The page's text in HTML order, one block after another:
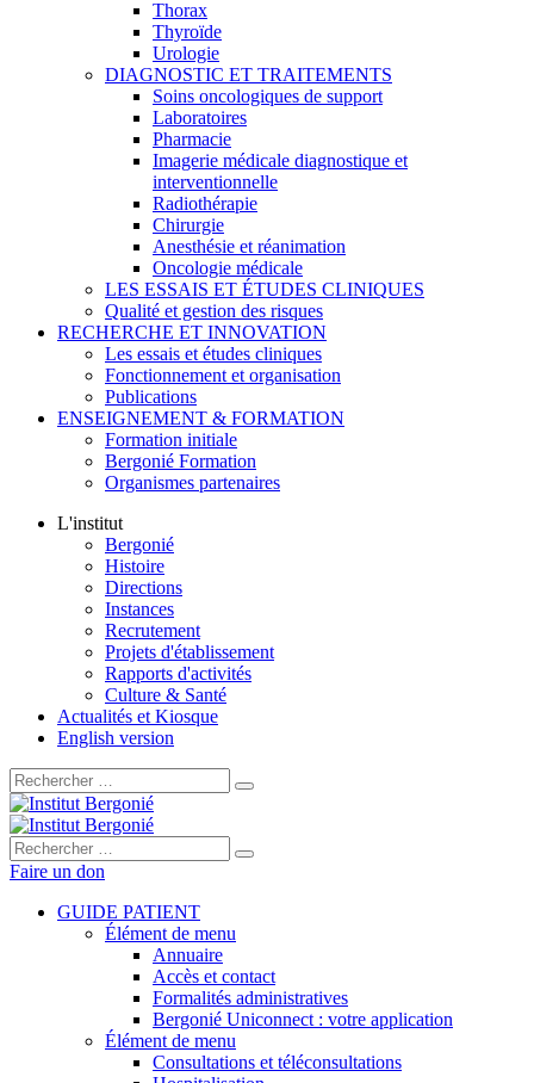
Thorax
Thyroïde
Urologie
DIAGNOSTIC ET TRAITEMENTS
Soins oncologiques de support
Laboratoires
Pharmacie
Imagerie médicale diagnostique et
interventionnelle
Radiothérapie
Chirurgie
Anesthésie et réanimation
Oncologie médicale
LES ESSAIS ET ÉTUDES CLINIQUES
Qualité et gestion des risques
RECHERCHE ET INNOVATION
Les essais et études cliniques
Fonctionnement et organisation
Publications
ENSEIGNEMENT & FORMATION
Formation initiale
Bergonié Formation
Organismes partenaires
L'institut
Bergonié
Histoire
Directions
Instances
Recrutement
Projets d'établissement
Rapports d'activités
Culture & Santé
Actualités et Kiosque
English version
Rechercher :
Rechercher :
Faire un don
GUIDE PATIENT
Élément de menu
Annuaire
Accès et contact
Formalités administratives
Bergonié Uniconnect : votre application
Élément de menu
Consultations et téléconsultations